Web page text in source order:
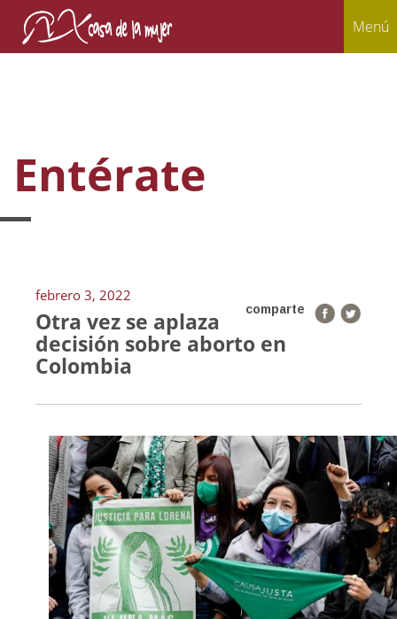
Menú
Entérate
febrero 3, 2022
comparte
Otra vez se aplaza
decisión sobre aborto en
Colombia